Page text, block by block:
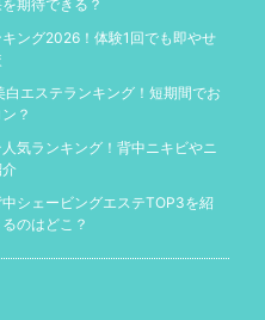
期待できる？
キング2026！体験1回でも即やせ
白エステランキング！短期間でお
？
気ランキング！背中ニキビやニ
中シェービングエステTOP3を紹
のはどこ？